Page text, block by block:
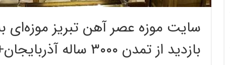
سایت موزه عصر آهن تبریز
بازدید از تمدن ۳۰۰۰ ساله آذربایجان+تصویر و فیلم